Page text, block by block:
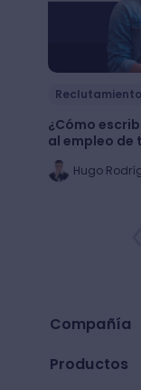
¿Cómo
al empleo de
Hugo
Compañía
Productos